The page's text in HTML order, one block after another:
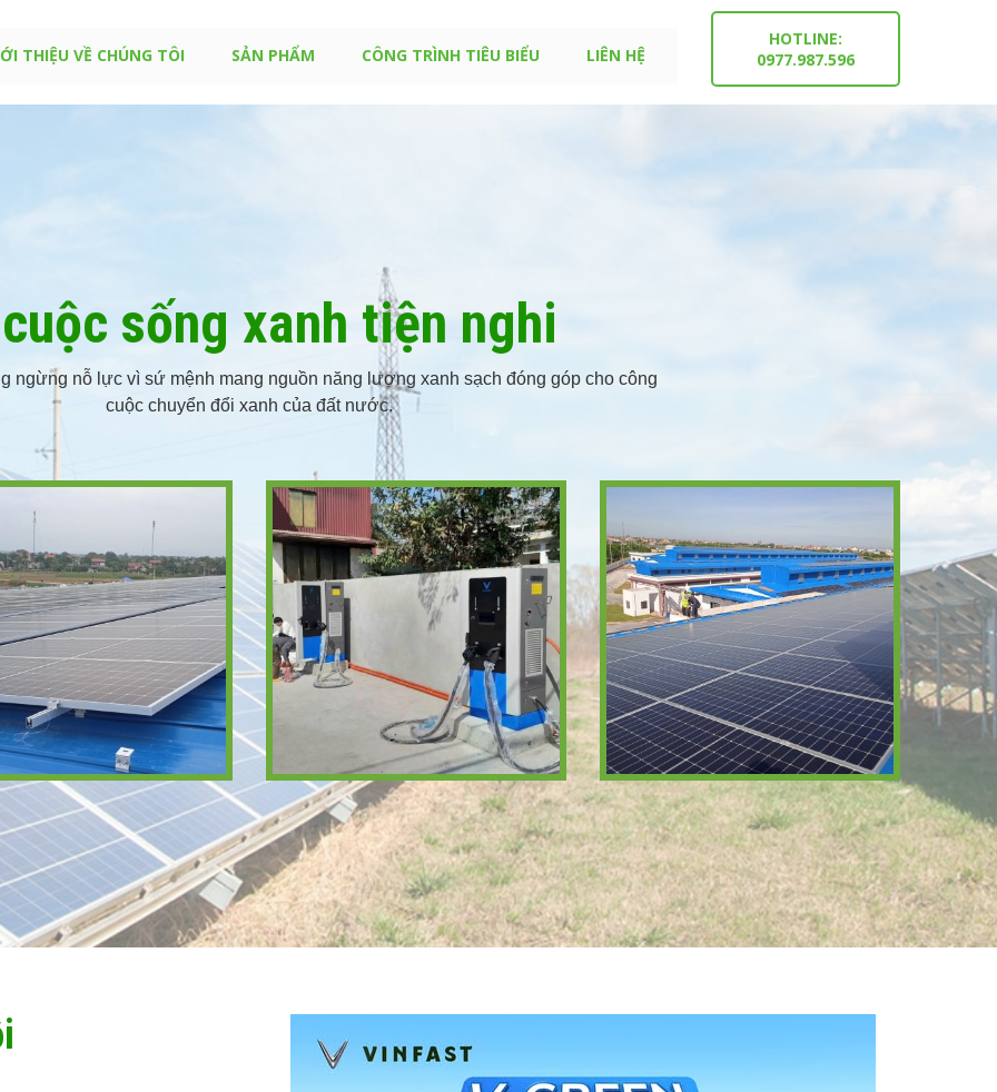
THIỆU VỀ CHÚNG TÔI SẢN PHẨM CÔNG TRÌNH TIÊU BIỂU LIÊN HỆ
HOTLINE:
0977.987.596
sống xanh tiện nghi
ngừng nỗ lực vì sứ mệnh mang nguồn năng lượng xanh sạch đóng góp cho công
cuộc chuyển đổi xanh của đất nước.